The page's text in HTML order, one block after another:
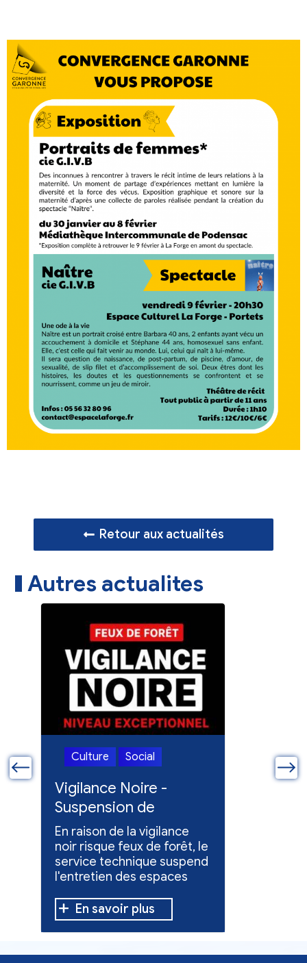
Retour aux actualités
Autres actualites
Culture Social
Vigilance Noire -
Suspension de
l'entretien des
espaces verts
En raison de la vigilance
noir risque feux de forêt, le
service technique suspend
l'entretien des espaces
En savoir plus
Culture
Feux